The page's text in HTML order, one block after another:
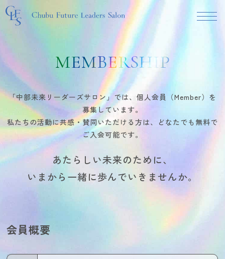
MEMBERSHIP
「中部未来リーダーズサロン」では、個人会員（Member）を
募集しています。
私たちの活動に共感・賛同いただける方は、どなたでも無料で
ご入会可能です。
あたらしい未来のために、
いまから一緒に歩んでいきませんか。
会員概要